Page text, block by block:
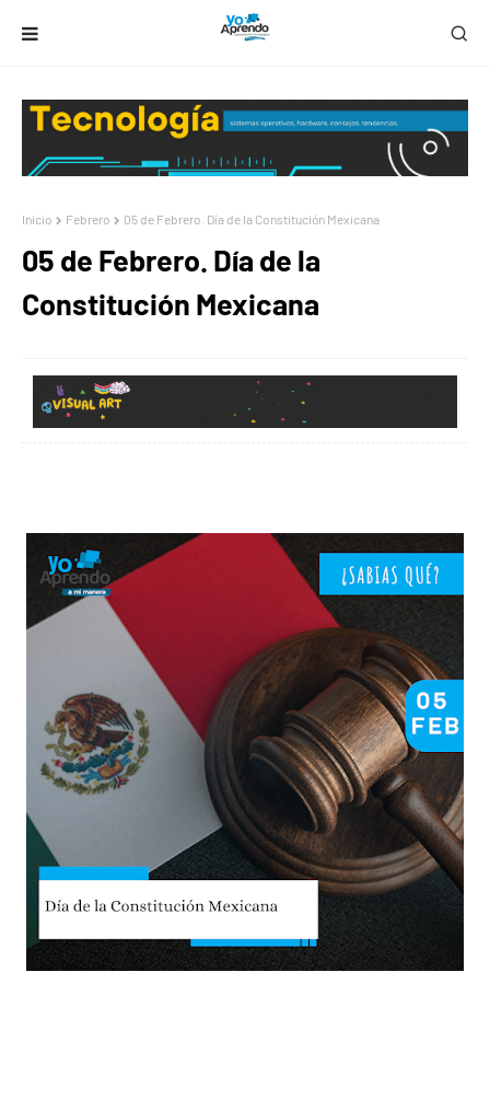
Inicio Febrero 05 de Febrero. Día de la Constitución Mexicana
05 de Febrero. Día de la
Constitución Mexicana